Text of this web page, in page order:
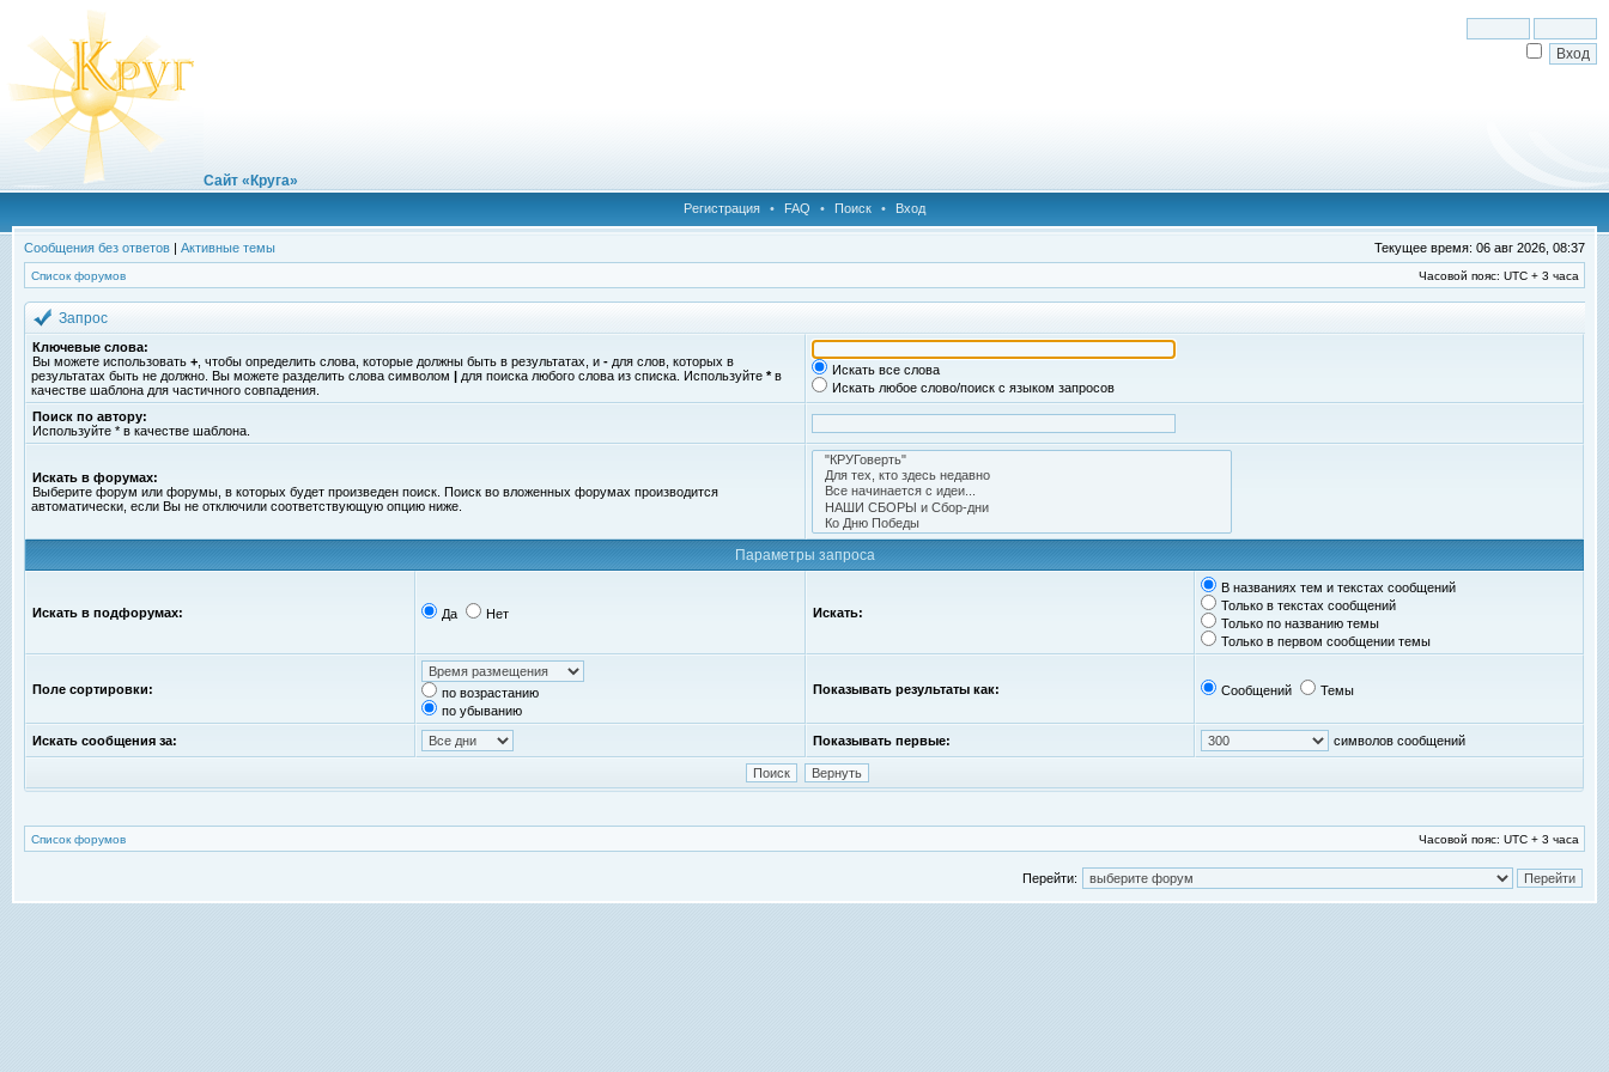
Сайт «Круга»
Регистрация • FAQ • Поиск • Вход
Сообщения без ответов | Активные темы Текущее время: 06 авг 2026, 08:37
Список форумов Часовой пояс: UTC + 3 часа
Запрос
Ключевые слова:
Вы можете использовать + , чтобы определить слова, которые должны быть в результатах, и - для слов, которых в
результатах быть не должно. Вы можете разделить слова символом | для поиска любого слова из списка. Используйте *в
качестве шаблона для частичного совпадения.
Искать все слова
Искать любое слово/поиск с языком запросов
Поиск по автору:
Используйте * в качестве шаблона.
Искать в форумах:
Выберите форум или форумы, в которых будет произведен поиск. Поиск во вложенных форумах производится
автоматически, если Вы не отключили соответствующую опцию ниже.
Параметры запроса
Искать в подфорумах: Да Нет Искать:
В названиях тем и текстах сообщений
Только в текстах сообщений
Только по названию темы
Только в первом сообщении темы
Поле сортировки:
по возрастанию
по убыванию
Показывать результаты как: Сообщений Темы
Искать сообщения за: Показывать первые: символов сообщений
Список форумов Часовой пояс: UTC + 3 часа
Перейти: